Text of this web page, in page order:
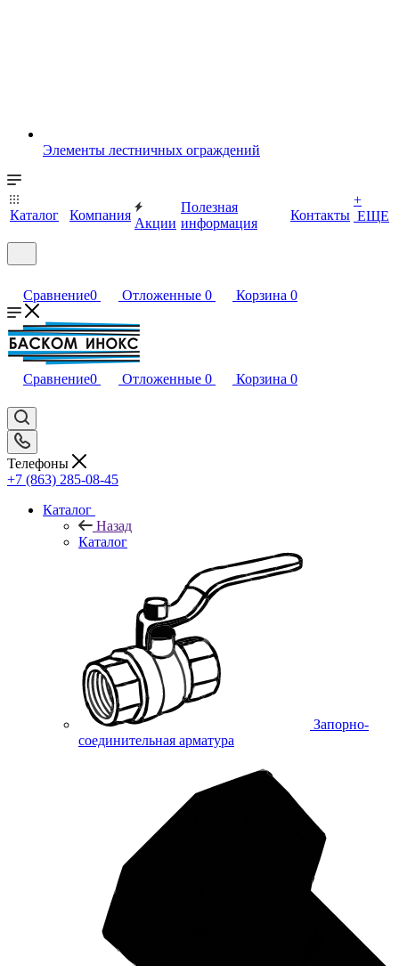
Элементы лестничных ограждений
Каталог Компания
Акции
Полезная
информация
Контакты
+
ЕЩЕ
Сравнение0 Отложенные 0 Корзина 0
Сравнение0 Отложенные 0 Корзина 0
Телефоны
+7 (863) 285-08-45
Каталог
Назад
Каталог
Запорно-
соединительная арматура